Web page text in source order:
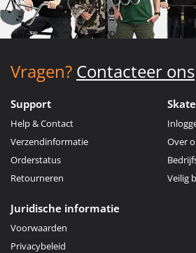
Vragen? Contacteer ons
Support
Help & Contact
Verzendinformatie
Orderstatus
Retourneren
Over
Veilig
Juridische informatie
Voorwaarden
Privacybeleid